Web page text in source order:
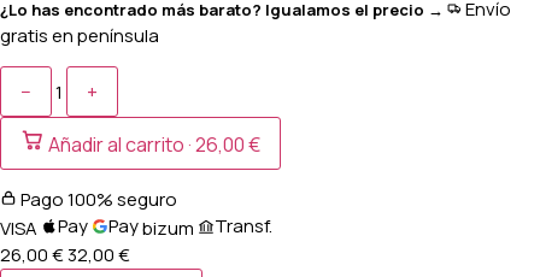
¿Lo has encontrado más barato? Igualamos el precio →
Envío
gratis en península
− 1
+
Añadir al carrito ·26,00 €
Pago 100% seguro
VISA
Pay Paybizum
Transf.
26,00 €32,00€